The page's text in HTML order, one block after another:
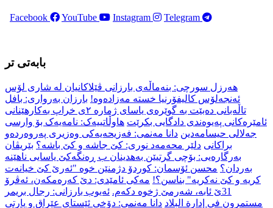
Facebook YouTube Instagram Telegram
بابەتی تر
هەرزل سورچی: بنەماڵەی بارزانی ڤێلاكانیان لە شاری لۆس
ئەنجەلۆس كالیفۆرنیا خستە مەزادەوە! بارزان بەرواری: بافل
تاڵەبانی دەبێت بە گوێرەی یاسای ژمارە ٢ی خراپ بەکارهێنانی
ئامێرەکانی پەیوەندی دادگایی بکرێت هاوڵاتییەک: نامەیەک بۆ وارسی
جەلالی حیسامەدین دانا مەنمی: فەزیحەیەکی وەزیری پەروەردەو
براکانی دلێر محەمەد نوری: کێ جاشە و کێ باشە؟ بێریڤان
بەرگارەیی: بۆچی گرتیێن به‌هدینان ب ڕه‌نگه‌كێ یاسایی ناهێنه‌
به‌ردان؟ محسن ئۆسمان: کوردۆ دژمنێن خوە "ئەرێ کێ خیانەت
کریە و کێ نەکریە" بناسن؟! مەکی ئامێدی: دێ كه‌ره‌مكه‌ن، ئه‌ڤرۆ
31ێ ئابه‌، شه‌رمێ ژخوه‌ دكه‌م.
ئەیوب بارزانی: رجال بريمر
مستمرون في إدارة البلاد دانا مەنمی: دۆخی ئێستای عێراق و پارتی